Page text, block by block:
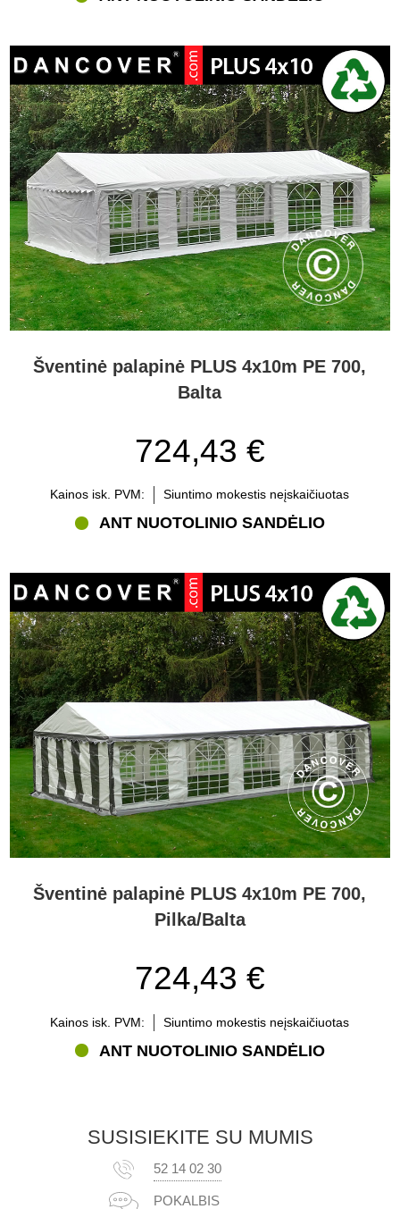
Šventinė palapinė PLUS 4x10m PE 700,
Balta
724,43 €
Kainos isk. PVM: Siuntimo mokestis neįskaičiuotas
ANT NUOTOLINIO SANDĖLIO
Šventinė palapinė PLUS 4x10m PE 700,
Pilka/Balta
724,43 €
Kainos isk. PVM: Siuntimo mokestis neįskaičiuotas
ANT NUOTOLINIO SANDĖLIO
SUSISIEKITE SU MUMIS
52 14 02 30
POKALBIS